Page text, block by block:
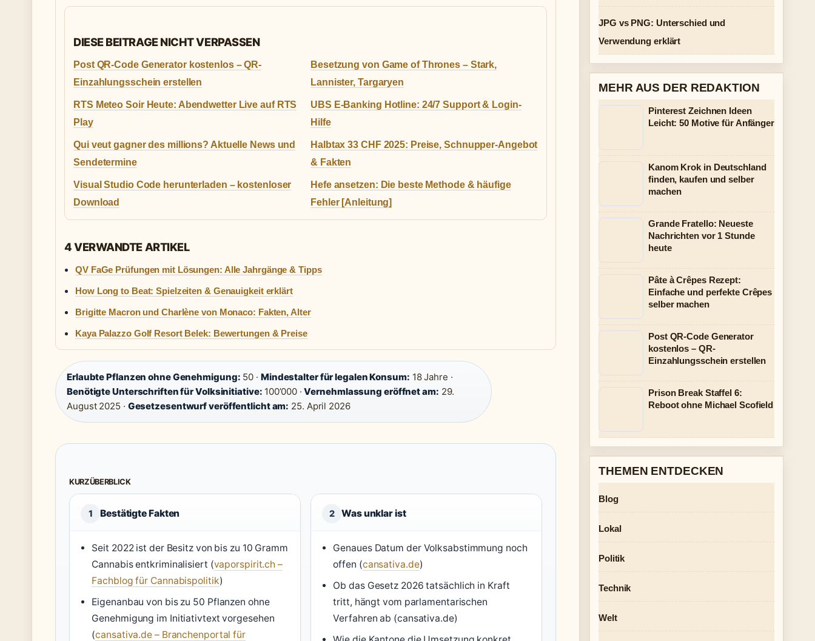
DIESE BEITRAGE NICHT VERPASSEN
Post QR-Code Generator kostenlos – QR-
Einzahlungsschein erstellen
Besetzung von Game of Thrones – Stark,
Lannister, Targaryen
RTS Meteo Soir Heute: Abendwetter Live auf RTS
Play
UBS E-Banking Hotline: 24/7 Support & Login-
Hilfe
Qui veut gagner des millions? Aktuelle News und
Sendetermine
Halbtax 33 CHF 2025: Preise, Schnupper-Angebot
& Fakten
Visual Studio Code herunterladen – kostenloser
Download
Hefe ansetzen: Die beste Methode & häufige
Fehler [Anleitung]
4 VERWANDTE ARTIKEL
QV FaGe Prüfungen mit Lösungen: Alle Jahrgänge & Tipps
How Long to Beat: Spielzeiten & Genauigkeit erklärt
Brigitte Macron und Charlène von Monaco: Fakten, Alter
Kaya Palazzo Golf Resort Belek: Bewertungen & Preise
Erlaubte Pflanzen ohne Genehmigung: 50 · Mindestalter für legalen Konsum: 18 Jahre ·
Benötigte Unterschriften für Volksinitiative: 100’000 ·Vernehmlassung eröffnet am: 29.
August 2025 · Gesetzesentwurf veröffentlicht am: 25. April 2026
KURZÜBERBLICK
1 Bestätigte Fakten
Seit 2022 ist der Besitz von bis zu 10 Gramm
Cannabis entkriminalisiert (vaporspirit.ch –
Fachblog für Cannabispolitik)
Eigenanbau von bis zu 50 Pflanzen ohne
Genehmigung im Initiativtext vorgesehen
(cansativa.de – Branchenportal für
2 Was unklar ist
Genaues Datum der Volksabstimmung noch
offen (cansativa.de)
Ob das Gesetz 2026 tatsächlich in Kraft
tritt, hängt vom parlamentarischen
Verfahren ab (cansativa.de)
JPG vs PNG: Unterschied und
Verwendung erklärt
MEHR AUS DER REDAKTION
Pinterest Zeichnen Ideen
Leicht: 50 Motive für Anfänger
Kanom Krok in Deutschland
finden, kaufen und selber
machen
Grande Fratello: Neueste
Nachrichten vor 1 Stunde
heute
Pâte à Crêpes Rezept:
Einfache und perfekte Crêpes
selber machen
Post QR-Code Generator
kostenlos – QR-
Einzahlungsschein erstellen
Prison Break Staffel 6:
Reboot ohne Michael Scofield
THEMEN ENTDECKEN
Blog
Lokal
Politik
Technik
Welt